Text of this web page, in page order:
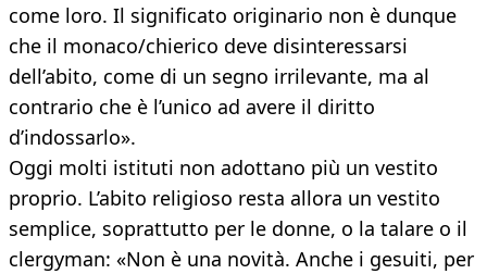
come loro. Il significato originario non è dunque
che il monaco/chierico deve disinteressarsi
dell’abito, come di un segno irrilevante, ma al
contrario che è l’unico ad avere il diritto
d’indossarlo».
Oggi molti istituti non adottano più un vestito
proprio. L’abito religioso resta allora un vestito
semplice, soprattutto per le donne, o la talare o il
clergyman: «Non è una novità. Anche i gesuiti, per